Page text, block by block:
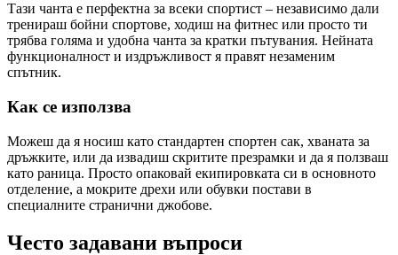
Тази чанта е перфектна за всеки спортист – независимо дали
тренираш бойни спортове, ходиш на фитнес или просто ти
трябва голяма и удобна чанта за кратки пътувания. Нейната
функционалност и издръжливост я правят незаменим
спътник.
Как се използва
Можеш да я носиш като стандартен спортен сак, хваната за
дръжките, или да извадиш скритите презрамки и да я ползваш
като раница. Просто опаковай екипировката си в основното
отделение, а мокрите дрехи или обувки постави в
специалните странични джобове.
Често задавани въпроси